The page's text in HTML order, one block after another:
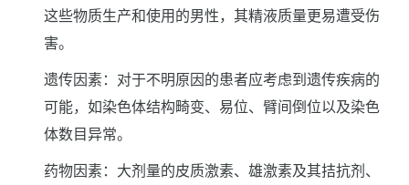
这些物质生产和使用的男性，其精液质量更易遭受伤
害。
遗传因素：对于不明原因的患者应考虑到遗传疾病的
可能，如染色体结构畸变、易位、臂间倒位以及染色
体数目异常。
药物因素：大剂量的皮质激素、雄激素及其拮抗剂、